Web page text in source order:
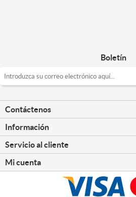
Boletín
Contáctenos
Información
Servicio al cliente
Mi cuenta